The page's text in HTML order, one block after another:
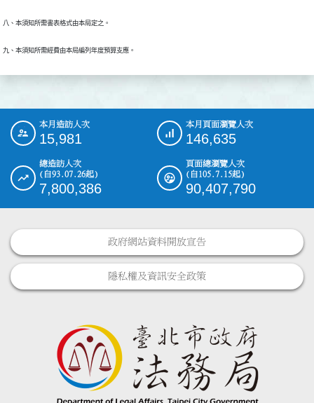
八、本須知所需書表格式由本局定之。
九、本須知所需經費由本局編列年度預算支應。
::: 本月造訪人次
15,981
本月頁面瀏覽人次
146,635
總造訪人次
(自93.07.26起)
7,800,386
頁面總瀏覽人次
(自105.7.15起)
90,407,790
政府網站資料開放宣告
隱私權及資訊安全政策